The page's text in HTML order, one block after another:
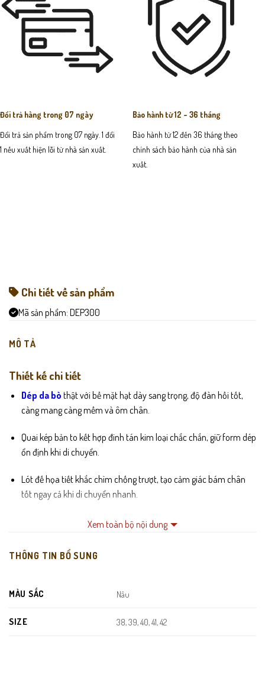
Đổi trả hàng trong 07 ngày
Đổi trả sản phẩm trong 07 ngày. 1 đổi
1 nếu xuất hiện lỗi từ nhà sản xuất.
Bảo hành từ 12 - 36 tháng
Bảo hành từ 12 đến 36 tháng theo
chính sách bảo hành của nhà sản
xuất.
Chi tiết về sản phẩm
Mã sản phẩm: DEP300
MÔ TẢ
Thiết kế chi tiết
Dép da bò thật với bề mặt hạt dày sang trọng, độ đàn hồi tốt,
càng mang càng mềm và ôm chân.
Quai kép bản to kết hợp đinh tán kim loại chắc chắn, giữ form dép
ổn định khi di chuyển.
Lót đế họa tiết khắc chìm chống trượt, tạo cảm giác bám chân
tốt ngay cả khi di chuyển nhanh.
Đế PU siêu nhẹ, êm, hạn chế mỏi bàn chân khi đi lâu – phù hợp cả
Màu nâu đặc trưng, dễ phối đồ và mang lại vẻ lịch lãm, trưởng
Xem toàn bộ nội dung
THÔNG TIN BỔ SUNG
MÀU SẮC Nâu
SIZE 38, 39, 40, 41, 42